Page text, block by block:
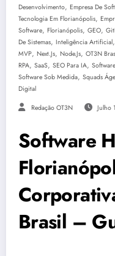
Desenvolvimento, Empresa De
Tecnologia Em Florianópolis,
Software, Florianópolis, GEO,
De Sistemas, Inteligência Artificial,
MVP, Next.js, Node.js, OT3N
RPA, SaaS, SEO Para IA,
Software Sob Medida, Squads
Digital
Redação OT3N Julho
Software
Brasil –